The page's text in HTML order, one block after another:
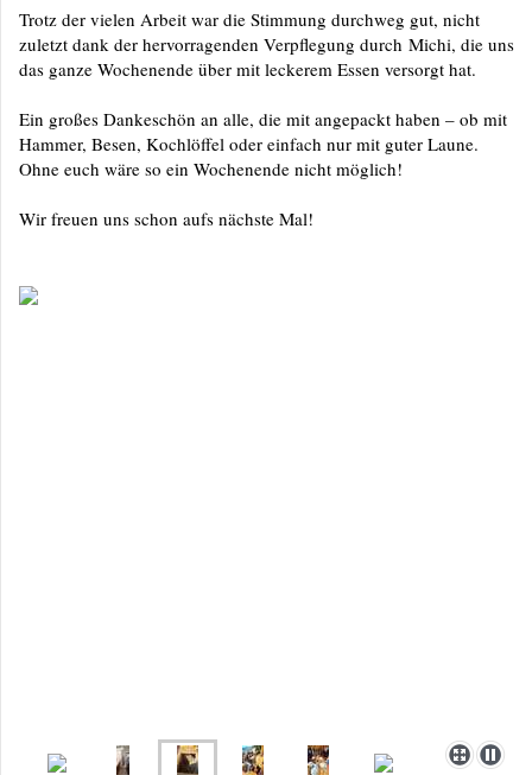
Trotz der vielen Arbeit war die Stimmung durchweg gut, nicht
zuletzt dank der hervorragenden Verpflegung durch Michi, die uns
das ganze Wochenende über mit leckerem Essen versorgt hat.
Ein großes Dankeschön an alle, die mit angepackt haben – ob mit
Hammer, Besen, Kochlöffel oder einfach nur mit guter Laune.
Ohne euch wäre so ein Wochenende nicht möglich!
Wir freuen uns schon aufs nächste Mal!